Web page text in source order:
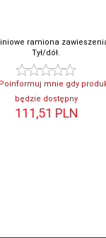
ramiona
Tył/dół.
Poinformuj mnie gdy
będzie dostępny
111,51 PLN